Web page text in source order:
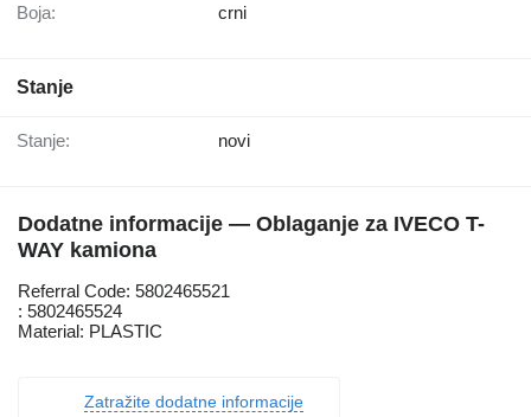
Boja: crni
Stanje
Stanje: novi
Dodatne informacije — Oblaganje za IVECO T-
WAY kamiona
Referral Code: 5802465521
: 5802465524
Material: PLASTIC
Zatražite dodatne informacije